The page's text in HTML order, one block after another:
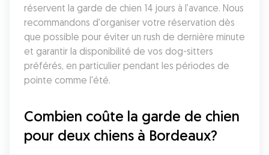
réservent la garde de chien 14 jours à l'avance. Nous
recommandons d'organiser votre réservation dès
que possible pour éviter un rush de dernière minute
et garantir la disponibilité de vos dog-sitters
préférés, en particulier pendant les périodes de
pointe comme l'été.
Combien coûte la garde de chien
pour deux chiens à Bordeaux?